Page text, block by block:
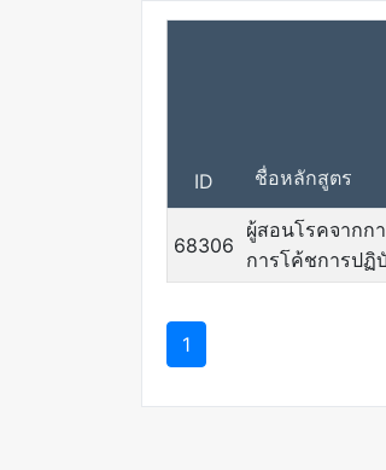
ID ชื่อหลักสูตร
68306
ผู้สอนโรคจากก
การโค้ชการปฏิ
1